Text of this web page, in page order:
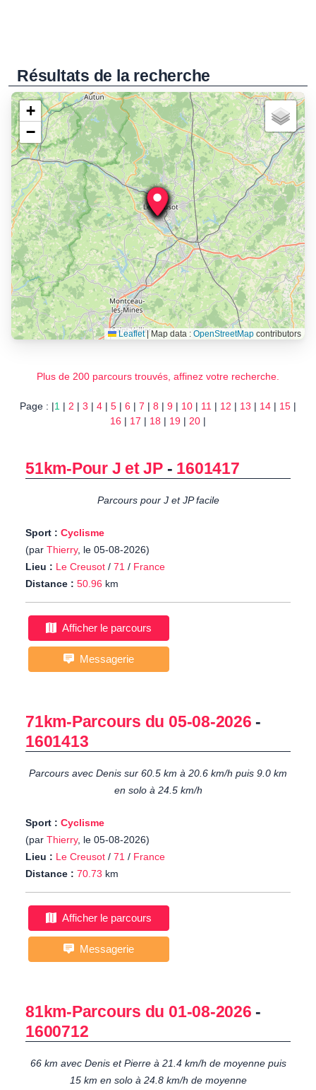
Résultats de la recherche
+
−
Leaflet |Map data : OpenStreetMapcontributors
Plus de 200 parcours trouvés, affinez votre recherche.
Page : |1 | 2 | 3 | 4 | 5 | 6 | 7 | 8 | 9 | 10 | 11 | 12 | 13 | 14 | 15 |
16 | 17 | 18 | 19 | 20 |
51km-Pour J et JP - 1601417
Parcours pour J et JP facile
Sport : Cyclisme
(par Thierry, le 05-08-2026)
Lieu : Le Creusot / 71 / France
Distance : 50.96 km
Afficher le parcours
Messagerie
71km-Parcours du 05-08-2026 -
1601413
Parcours avec Denis sur 60.5 km à 20.6 km/h puis 9.0 km
en solo à 24.5 km/h
Sport : Cyclisme
(par Thierry, le 05-08-2026)
Lieu : Le Creusot / 71 / France
Distance : 70.73 km
Afficher le parcours
Messagerie
81km-Parcours du 01-08-2026 -
1600712
66 km avec Denis et Pierre à 21.4 km/h de moyenne puis
15 km en solo à 24.8 km/h de moyenne